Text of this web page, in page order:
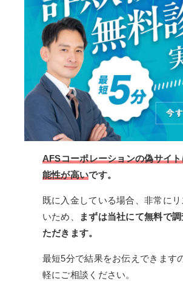
AFSコーポレーションの偽サイ
能性が高いです。
既に入金している場合、非常にリ
いため、
まずは当社にて無料で
ただきます。
最短5分で結果をお伝えできます
軽にご相談ください。